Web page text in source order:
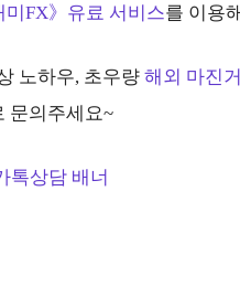
미FX》유료 서비스를 이용
노하우, 초우량 해외 마진
문의주세요~